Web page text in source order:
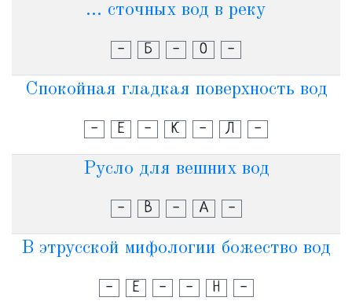
... сточных вод в реку
- Б - О -
Спокойная гладкая поверхность вод
- Е - К - Л -
Русло для вешних вод
- В - А -
В этрусской мифологии божество вод
- Е - - Н -